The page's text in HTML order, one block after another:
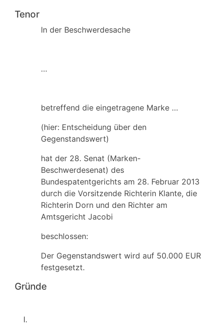
Tenor
In der Beschwerdesache
…
betreffend die eingetragene Marke …
(hier: Entscheidung über den
Gegenstandswert)
hat der 28. Senat (Marken-
Beschwerdesenat) des
Bundespatentgerichts am 28. Februar 2013
durch die Vorsitzende Richterin Klante, die
Richterin Dorn und den Richter am
Amtsgericht Jacobi
beschlossen:
Der Gegenstandswert wird auf 50.000 EUR
festgesetzt.
Gründe
I.